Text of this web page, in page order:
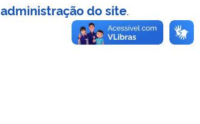
administração do site.